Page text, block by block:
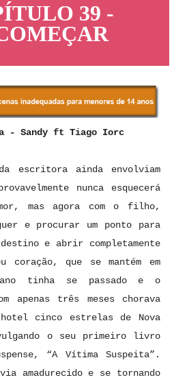
39 -
- Sandy ft Tiago Iorc
da escritora ainda envolviam
nunca esquecerá
mas agora com o filho,
e procurar um ponto para
e abrir completamente
coração, que se mantém em
ano tinha se passado e o
apenas três meses chorava
cinco estrelas de Nova
o seu primeiro livro
“A Vítima Suspeita”.
amadurecido e se tornando